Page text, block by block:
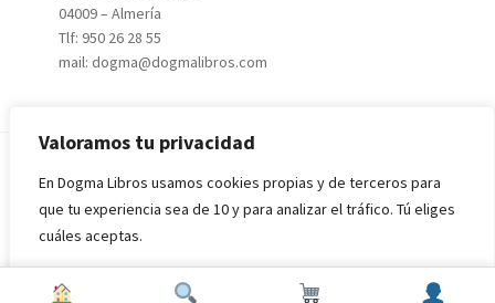
Valoramos tu privacidad
En Dogma Libros usamos cookies propias y de terceros para
que tu experiencia sea de 10 y para analizar el tráfico. Tú eliges
cuáles aceptas.
Rechazar todo Aceptar todo
04009 – Almería
Tlf: 950 26 28 55
mail: dogma@dogmalibros.com
© 2026DOGMA LIBROS, S.L.| Aviso Legal |
Política de
Privacidad
| Condiciones de Compra